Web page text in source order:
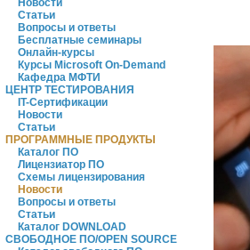
Новости
Статьи
Вопросы и ответы
Бесплатные семинары
Онлайн-курсы
Курсы Microsoft On-Demand
Кафедра МФТИ
ЦЕНТР ТЕСТИРОВАНИЯ
IT-Сертификации
Новости
Статьи
ПРОГРАММНЫЕ ПРОДУКТЫ
Каталог ПО
Лицензиатор ПО
Схемы лицензирования
Новости
Вопросы и ответы
Статьи
Каталог DOWNLOAD
СВОБОДНОЕ ПО/OPEN SOURCE